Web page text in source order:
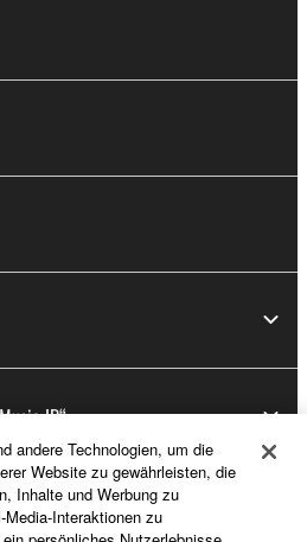
ID“
andere Technologien, um die
Website zu gewährleisten, die
Inhalte und Werbung zu
Interaktionen zu